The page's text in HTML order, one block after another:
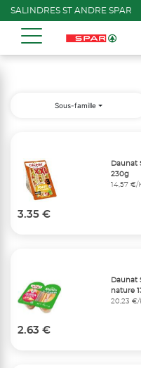
SALINDRES ST ANDRE SPAR
Sous-famille
Daunat
230g
14,57 €/
3.35 €
Daunat
nature
20,23 €/
2.63 €